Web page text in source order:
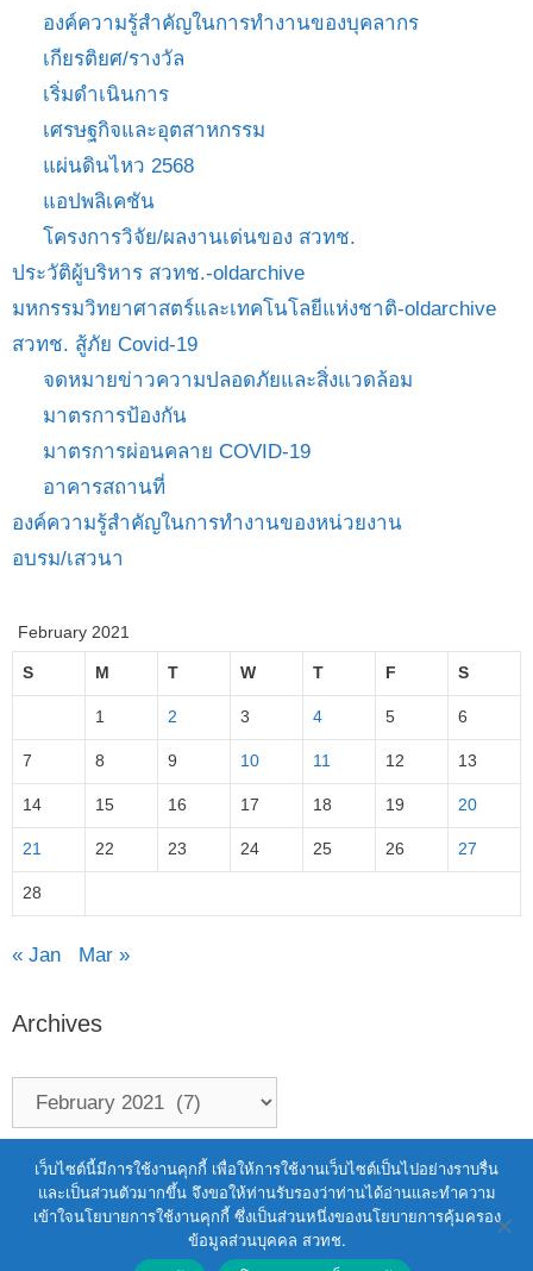
องค์ความรู้สำคัญในการทำงานของบุคลากร
เกียรติยศ/รางวัล
เริ่มดำเนินการ
เศรษฐกิจและอุตสาหกรรม
แผ่นดินไหว 2568
แอปพลิเคชัน
โครงการวิจัย/ผลงานเด่นของ สวทช.
ประวัติผู้บริหาร สวทช.-oldarchive
มหกรรมวิทยาศาสตร์และเทคโนโลยีแห่งชาติ-oldarchive
สวทช. สู้ภัย Covid-19
จดหมายข่าวความปลอดภัยและสิ่งแวดล้อม
มาตรการป้องกัน
มาตรการผ่อนคลาย COVID-19
อาคารสถานที่
องค์ความรู้สำคัญในการทำงานของหน่วยงาน
อบรม/เสวนา
February 2021
S M T W T F S
1 2 3 4 5 6
7 8 9 10 11 12 13
14 15 16 17 18 19 20
21 22 23 24 25 26 27
28
« Jan Mar »
Archives
Terms of Service|Personal Data Protection Policy
2021 สำนักงานพัฒนาวิทยาศาสตร์และ
เทคโนโลยีแห่งชาติ (สวทช.)
111 อุทยานวิทยาศาสตร์ประเทศไทย ถนนพหลโยธิน ตำบล
เว็บไซต์นี้มีการใช้งานคุกกี้ เพื่อให้การใช้งานเว็บไซต์เป็นไปอย่างราบรื่น
และเป็นส่วนตัวมากขึ้น จึงขอให้ท่านรับรองว่าท่านได้อ่านและทำความ
เข้าใจนโยบายการใช้งานคุกกี้ ซึ่งเป็นส่วนหนึ่งของนโยบายการคุ้มครอง
ข้อมูลส่วนบุคคล สวทช.